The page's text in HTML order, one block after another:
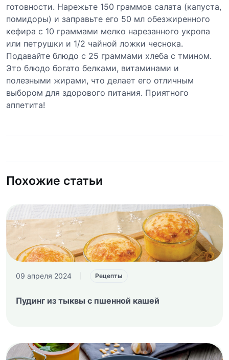
готовности. Нарежьте 150 граммов салата (капуста,
помидоры) и заправьте его 50 мл обезжиренного
кефира с 10 граммами мелко нарезанного укропа
или петрушки и 1/2 чайной ложки чеснока.
Подавайте блюдо с 25 граммами хлеба с тмином.
Это блюдо богато белками, витаминами и
полезными жирами, что делает его отличным
выбором для здорового питания. Приятного
аппетита!
Похожие статьи
09 апреля 2024 Рецепты
Пудинг из тыквы с пшенной кашей